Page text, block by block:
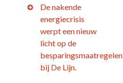
De nakende
energiecrisis
werpt een nieuw
licht op de
besparingsmaatregelen
bij De Lijn.